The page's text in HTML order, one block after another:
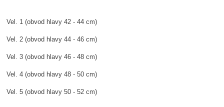
Vel. 1 (obvod hlavy 42 - 44 cm)
Vel. 2 (obvod hlavy 44 - 46 cm)
Vel. 3 (obvod hlavy 46 - 48 cm)
Vel. 4 (obvod hlavy 48 - 50 cm)
Vel. 5 (obvod hlavy 50 - 52 cm)